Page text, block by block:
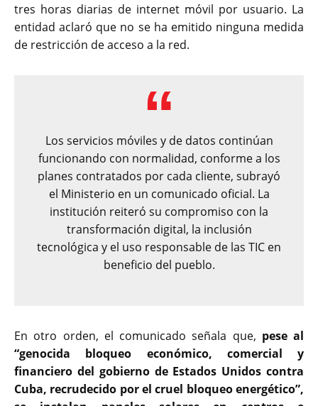
tres horas diarias de internet móvil por usuario. La
entidad aclaró que no se ha emitido ninguna medida
de restricción de acceso a la red.
Los servicios móviles y de datos continúan
funcionando con normalidad, conforme a los
planes contratados por cada cliente, subrayó
el Ministerio en un comunicado oficial. La
institución reiteró su compromiso con la
transformación digital, la inclusión
tecnológica y el uso responsable de las TIC en
beneficio del pueblo.
En otro orden, el comunicado señala que, pese al
“genocida bloqueo económico, comercial y
financiero del gobierno de Estados Unidos contra
Cuba, recrudecido por el cruel bloqueo energético”,